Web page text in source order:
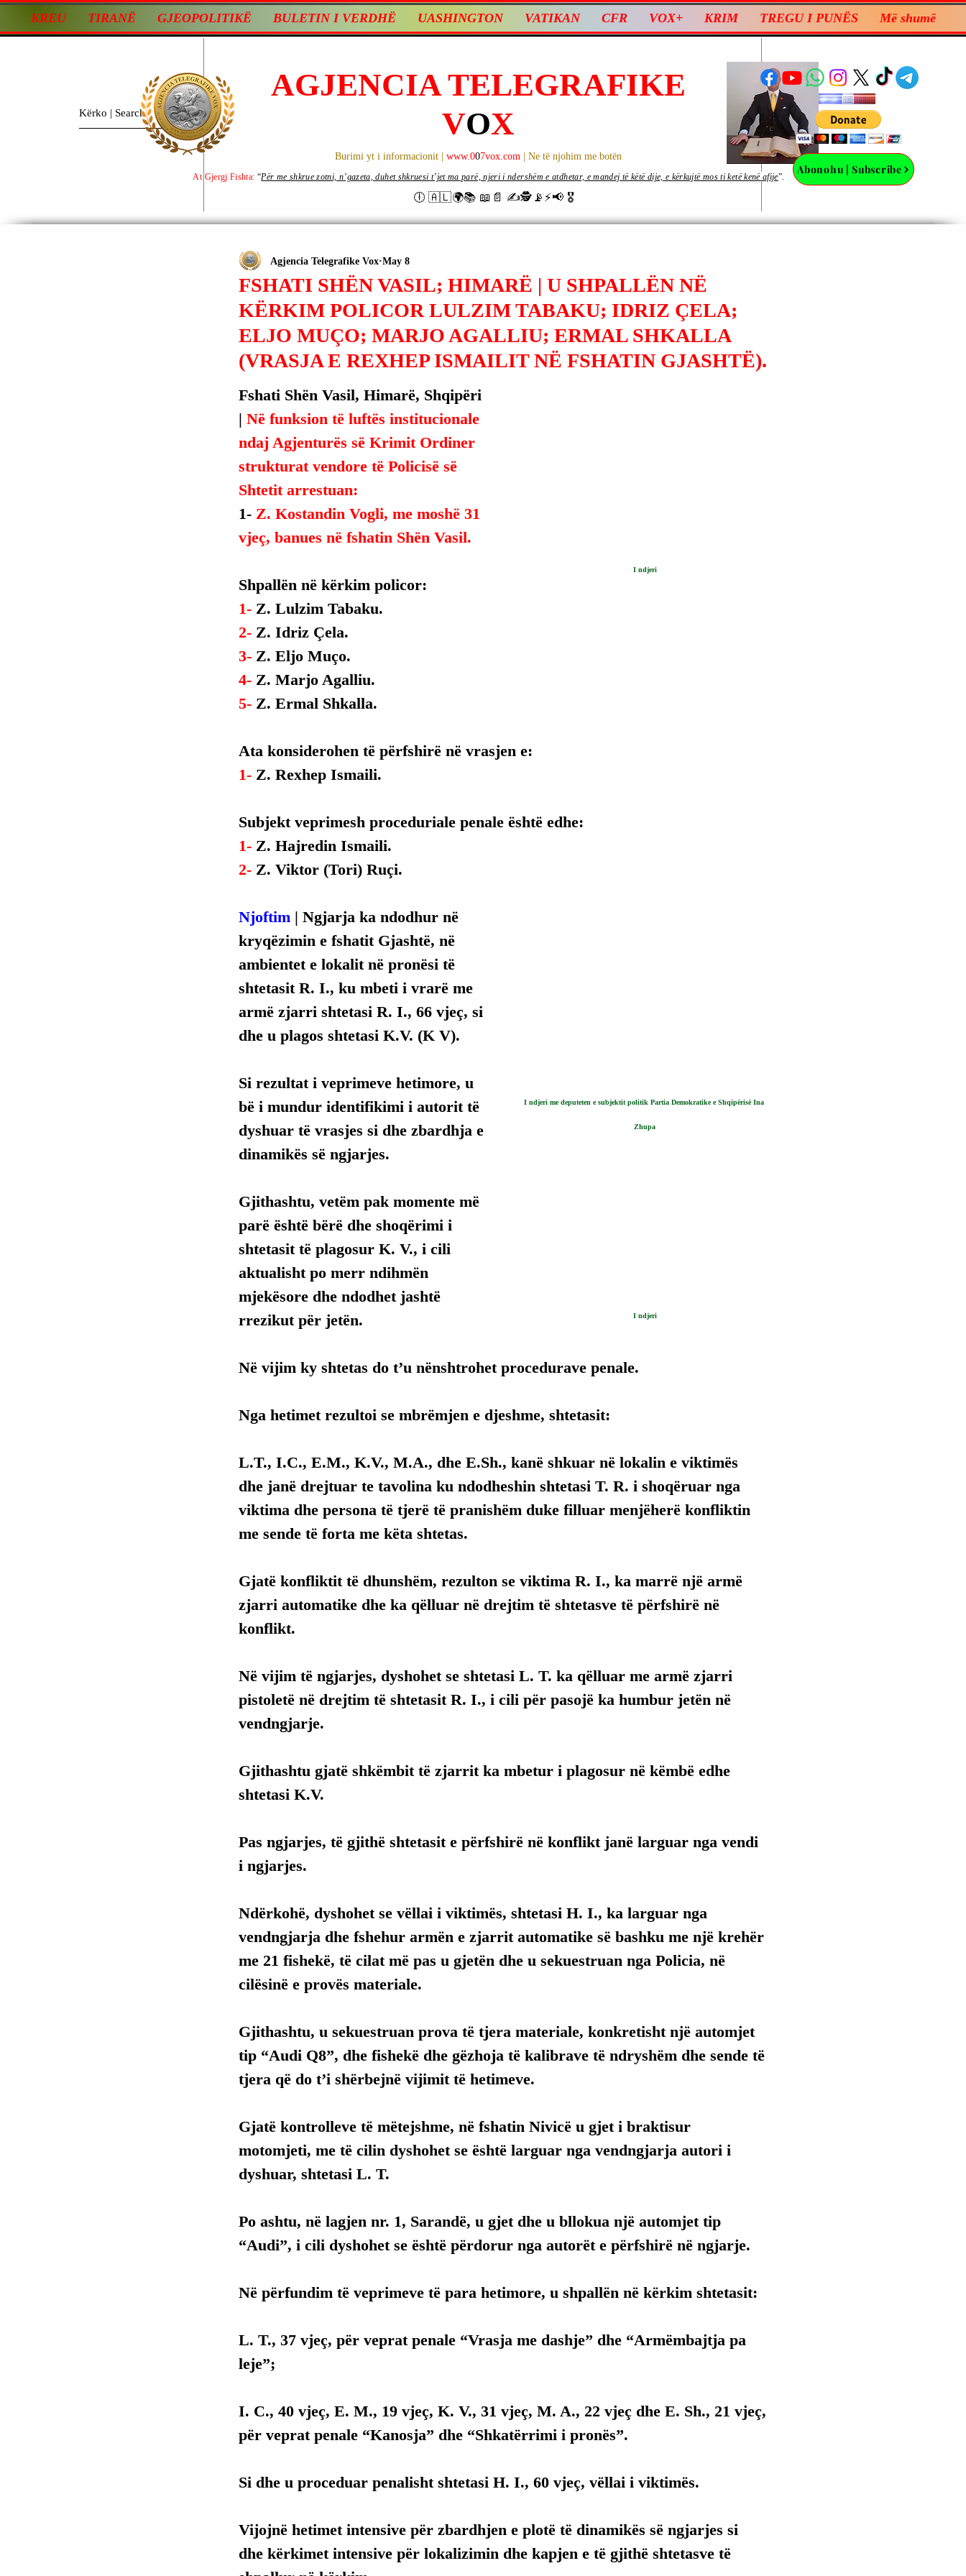
KREU TIRANË GJEOPOLITIKË BULETIN I VERDHË UASHINGTON VATIKAN CFR VOX+ KRIM TREGU I PUNËS Më shumë
AGJENCIA TELEGRAFIKE
VOX
Burimi yt i informacionit | www.007vox.com | Ne të njohim me botën
🕕 🇦🇱🌍📚 📖📄 ✍🕵️📡⚡️📢 🎖
Abonohu | Subscribe
At Gjergj Fishta: “Për me shkrue zotni, n’gazeta, duhet shkruesi t’jet ma parë, njeri i ndershëm e atdhetar, e mandej të këtë dije, e kërkujtë mos ti ketë kenë afije”.
FSHATI SHËN VASIL; HIMARË | U SHPALLËN NË
KËRKIM POLICOR LULZIM TABAKU; IDRIZ ÇELA;
ELJO MUÇO; MARJO AGALLIU; ERMAL SHKALLA
(VRASJA E REXHEP ISMAILIT NË FSHATIN GJASHTË).
Agjencia Telegrafike Vox May 8
I ndjeri
Fshati Shën Vasil, Himarë, Shqipëri
| Në funksion të luftës institucionale
ndaj Agjenturës së Krimit Ordiner
strukturat vendore të Policisë së
Shtetit arrestuan:
1- Z. Kostandin Vogli, me moshë 31
vjeç, banues në fshatin Shën Vasil.
Shpallën në kërkim policor:
1- Z. Lulzim Tabaku.
2- Z. Idriz Çela.
3- Z. Eljo Muço.
4- Z. Marjo Agalliu.
5- Z. Ermal Shkalla.
Ata konsiderohen të përfshirë në vrasjen e:
1- Z. Rexhep Ismaili.
Subjekt veprimesh proceduriale penale është edhe:
1- Z. Hajredin Ismaili.
2- Z. Viktor (Tori) Ruçi.
I ndjeri me deputeten e subjektit politik Partia Demokratike e Shqipërisë Ina
Zhupa
I ndjeri
Njoftim | Ngjarja ka ndodhur në
kryqëzimin e fshatit Gjashtë, në
ambientet e lokalit në pronësi të
shtetasit R. I., ku mbeti i vrarë me
armë zjarri shtetasi R. I., 66 vjeç, si
dhe u plagos shtetasi K.V. (K V).
Si rezultat i veprimeve hetimore, u
bë i mundur identifikimi i autorit të
dyshuar të vrasjes si dhe zbardhja e
dinamikës së ngjarjes.
Gjithashtu, vetëm pak momente më
parë është bërë dhe shoqërimi i
shtetasit të plagosur K. V., i cili
aktualisht po merr ndihmën
mjekësore dhe ndodhet jashtë
rrezikut për jetën.
Në vijim ky shtetas do t’u nënshtrohet procedurave penale.
Nga hetimet rezultoi se mbrëmjen e djeshme, shtetasit:
L.T., I.C., E.M., K.V., M.A., dhe E.Sh., kanë shkuar në lokalin e viktimës
dhe janë drejtuar te tavolina ku ndodheshin shtetasi T. R. i shoqëruar nga
viktima dhe persona të tjerë të pranishëm duke filluar menjëherë konfliktin
me sende të forta me këta shtetas.
Gjatë konfliktit të dhunshëm, rezulton se viktima R. I., ka marrë një armë
zjarri automatike dhe ka qëlluar në drejtim të shtetasve të përfshirë në
konflikt.
Në vijim të ngjarjes, dyshohet se shtetasi L. T. ka qëlluar me armë zjarri
pistoletë në drejtim të shtetasit R. I., i cili për pasojë ka humbur jetën në
vendngjarje.
Gjithashtu gjatë shkëmbit të zjarrit ka mbetur i plagosur në këmbë edhe
shtetasi K.V.
Pas ngjarjes, të gjithë shtetasit e përfshirë në konflikt janë larguar nga vendi
i ngjarjes.
Ndërkohë, dyshohet se vëllai i viktimës, shtetasi H. I., ka larguar nga
vendngjarja dhe fshehur armën e zjarrit automatike së bashku me një krehër
me 21 fishekë, të cilat më pas u gjetën dhe u sekuestruan nga Policia, në
cilësinë e provës materiale.
Gjithashtu, u sekuestruan prova të tjera materiale, konkretisht një automjet
tip “Audi Q8”, dhe fishekë dhe gëzhoja të kalibrave të ndryshëm dhe sende të
tjera që do t’i shërbejnë vijimit të hetimeve.
Gjatë kontrolleve të mëtejshme, në fshatin Nivicë u gjet i braktisur
motomjeti, me të cilin dyshohet se është larguar nga vendngjarja autori i
dyshuar, shtetasi L. T.
Po ashtu, në lagjen nr. 1, Sarandë, u gjet dhe u bllokua një automjet tip
“Audi”, i cili dyshohet se është përdorur nga autorët e përfshirë në ngjarje.
Në përfundim të veprimeve të para hetimore, u shpallën në kërkim shtetasit:
L. T., 37 vjeç, për veprat penale “Vrasja me dashje” dhe “Armëmbajtja pa
leje”;
I. C., 40 vjeç, E. M., 19 vjeç, K. V., 31 vjeç, M. A., 22 vjeç dhe E. Sh., 21 vjeç,
për veprat penale “Kanosja” dhe “Shkatërrimi i pronës”.
Si dhe u proceduar penalisht shtetasi H. I., 60 vjeç, vëllai i viktimës.
Vijojnë hetimet intensive për zbardhjen e plotë të dinamikës së ngjarjes si
dhe kërkimet intensive për lokalizimin dhe kapjen e të gjithë shtetasve të